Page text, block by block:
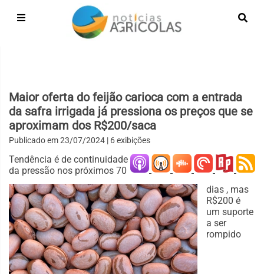
Maior oferta do feijão carioca com a entrada
da safra irrigada já pressiona os preços que se
aproximam dos R$200/saca
Publicado em23/07/2024 | 6 exibições
Tendência é de continuidade
da pressão nos próximos 70
dias , mas
R$200 é
um suporte
a ser
rompido